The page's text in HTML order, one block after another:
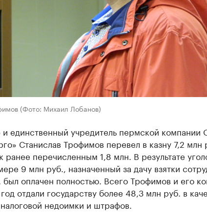
(Фото: Михаил Лобанов)
и единственный учредитель пермской
Станислав Трофимов перевел в казну 7,2 млн
ранее перечисленным 1,8 млн. В результате
9 млн руб., назначенный за дачу взятки
оплачен полностью. Всего Трофимов и его
отдали государству более 48,3 млн руб. в
недоимки и штрафов.